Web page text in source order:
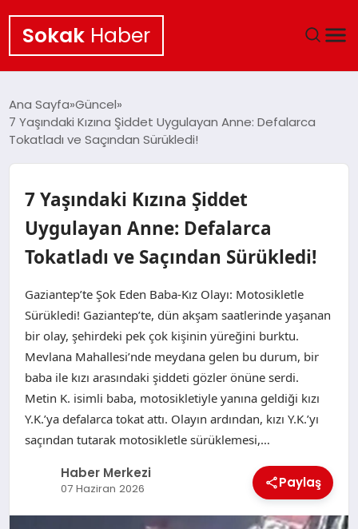
Sokak Haber
EKONOMI
GÜNCEL
KÜLTÜR SANAT
SAĞLIK
TEKNOLOJI
Ana Sayfa Güncel
7 Yaşındaki Kızına Şiddet Uygulayan Anne: Defalarca
Tokatladı ve Saçından Sürükledi!
7 Yaşındaki Kızına Şiddet
Uygulayan Anne: Defalarca
Tokatladı ve Saçından Sürükledi!
Gaziantep’te Şok Eden Baba-Kız Olayı: Motosikletle
Sürükledi! Gaziantep’te, dün akşam saatlerinde yaşanan
bir olay, şehirdeki pek çok kişinin yüreğini burktu.
Mevlana Mahallesi’nde meydana gelen bu durum, bir
baba ile kızı arasındaki şiddeti gözler önüne serdi.
Metin K. isimli baba, motosikletiyle yanına geldiği kızı
Y.K.’ya defalarca tokat attı. Olayın ardından, kızı Y.K.’yı
saçından tutarak motosikletle sürüklemesi,…
Haber Merkezi
07 Haziran 2026 Paylaş